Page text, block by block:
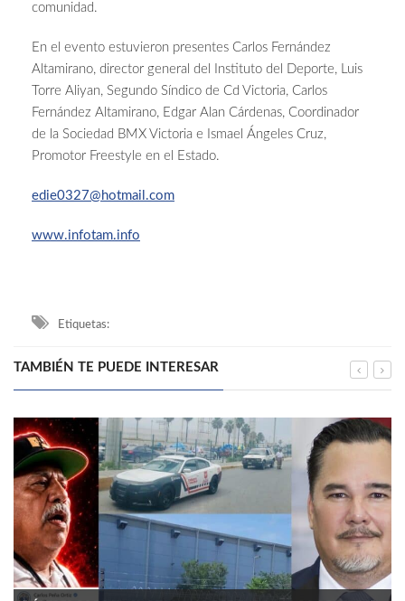
comunidad.
En el evento estuvieron presentes Carlos Fernández
Altamirano, director general del Instituto del Deporte, Luis
Torre Aliyan, Segundo Síndico de Cd Victoria, Carlos
Fernández Altamirano, Edgar Alan Cárdenas, Coordinador
de la Sociedad BMX Victoria e Ismael Ángeles Cruz,
Promotor Freestyle en el Estado.
edie0327@hotmail.com
www.infotam.info
Etiquetas:
TAMBIÉN TE PUEDE INTERESAR